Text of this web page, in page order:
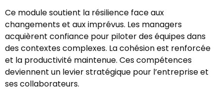
Ce module soutient la résilience face aux
changements et aux imprévus. Les managers
acquièrent confiance pour piloter des équipes dans
des contextes complexes. La cohésion est renforcée
et la productivité maintenue. Ces compétences
deviennent un levier stratégique pour l’entreprise et
ses collaborateurs.